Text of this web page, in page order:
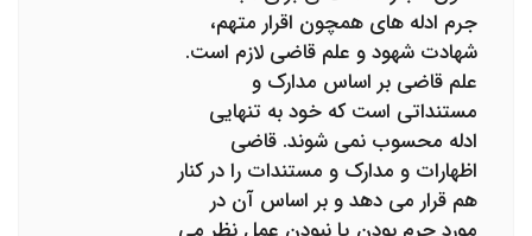
جرم ادله های همچون اقرار متهم،
شهادت شهود و علم قاضی لازم است.
علم قاضی بر اساس مدارک و
مستنداتی است که خود به تنهایی
ادله محسوب نمی شوند. قاضی
اظهارات و مدارک و مستندات را در کنار
هم قرار می دهد و بر اساس آن در